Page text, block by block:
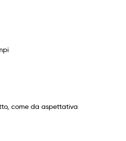
come da aspettativa